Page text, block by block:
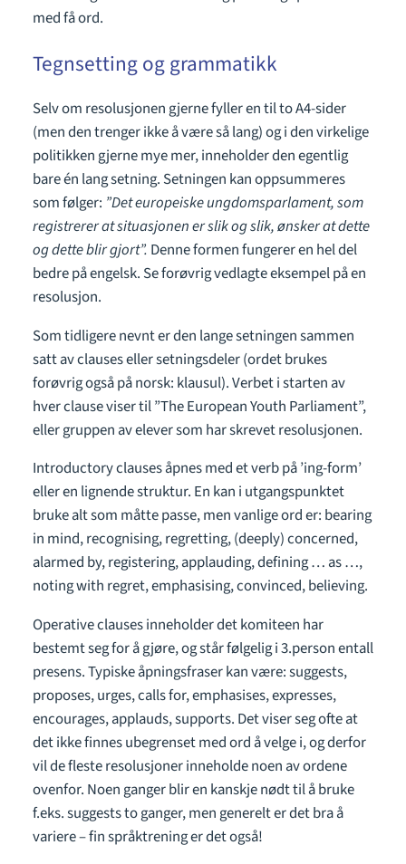
med få ord.
Tegnsetting og grammatikk
Selv om resolusjonen gjerne fyller en til to A4-sider
(men den trenger ikke å være så lang) og i den virkelige
politikken gjerne mye mer, inneholder den egentlig
bare én lang setning. Setningen kan oppsummeres
som følger: ”Det europeiske ungdomsparlament, som
registrerer at situasjonen er slik og slik, ønsker at dette
og dette blir gjort”. Denne formen fungerer en hel del
bedre på engelsk. Se forøvrig vedlagte eksempel på en
resolusjon.
Som tidligere nevnt er den lange setningen sammen
satt av clauses eller setningsdeler (ordet brukes
forøvrig også på norsk: klausul). Verbet i starten av
hver clause viser til ”The European Youth Parliament”,
eller gruppen av elever som har skrevet resolusjonen.
Introductory clauses åpnes med et verb på ’ing-form’
eller en lignende struktur. En kan i utgangspunktet
bruke alt som måtte passe, men vanlige ord er: bearing
in mind, recognising, regretting, (deeply) concerned,
alarmed by, registering, applauding, defining … as …,
noting with regret, emphasising, convinced, believing.
Operative clauses inneholder det komiteen har
bestemt seg for å gjøre, og står følgelig i 3.person entall
presens. Typiske åpningsfraser kan være: suggests,
proposes, urges, calls for, emphasises, expresses,
encourages, applauds, supports. Det viser seg ofte at
det ikke finnes ubegrenset med ord å velge i, og derfor
vil de fleste resolusjoner inneholde noen av ordene
ovenfor. Noen ganger blir en kanskje nødt til å bruke
f.eks. suggests to ganger, men generelt er det bra å
variere – fin språktrening er det også!